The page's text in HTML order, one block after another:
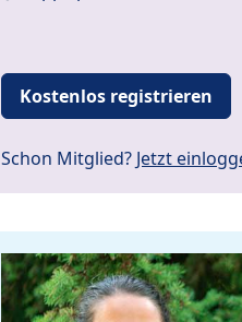
Kostenlos registrieren
Schon Mitglied? Jetzt